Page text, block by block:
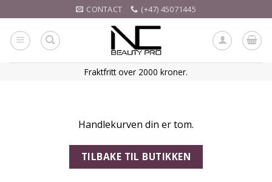
to
content
CONTACT (+47) 45071445
Fraktfritt over 2000 kroner.
Handlekurven din er tom.
TILBAKE TIL BUTIKKEN